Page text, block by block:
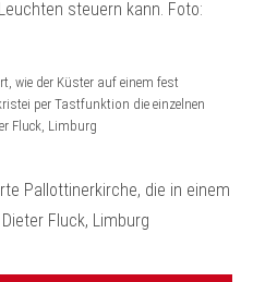
wie der Küster auf einem fest
per Tastfunktion die einzelnen
Fluck, Limburg